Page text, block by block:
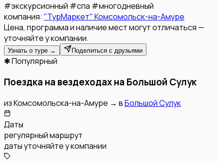
#экскурсионный #спа #многодневный
компания: "ТурМаркет" Комсомольск-на-Амуре
Цена, программа и наличие мест могут отличаться —
уточняйте у компании.
Узнать о туре → Поделиться с друзьями
✱ Популярный
Поездка на вездеходах на Большой Сулук
изКомсомольска-на-Амуре → вБольшой Сулук
Даты
регулярный маршрут
даты уточняйте у компании